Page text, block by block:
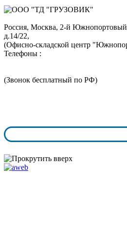
Россия, Москва, 2-й Южнопортовый
д.14/22,
(Офисно-складской центр
Телефоны :
(Звонок бесплатный по РФ)